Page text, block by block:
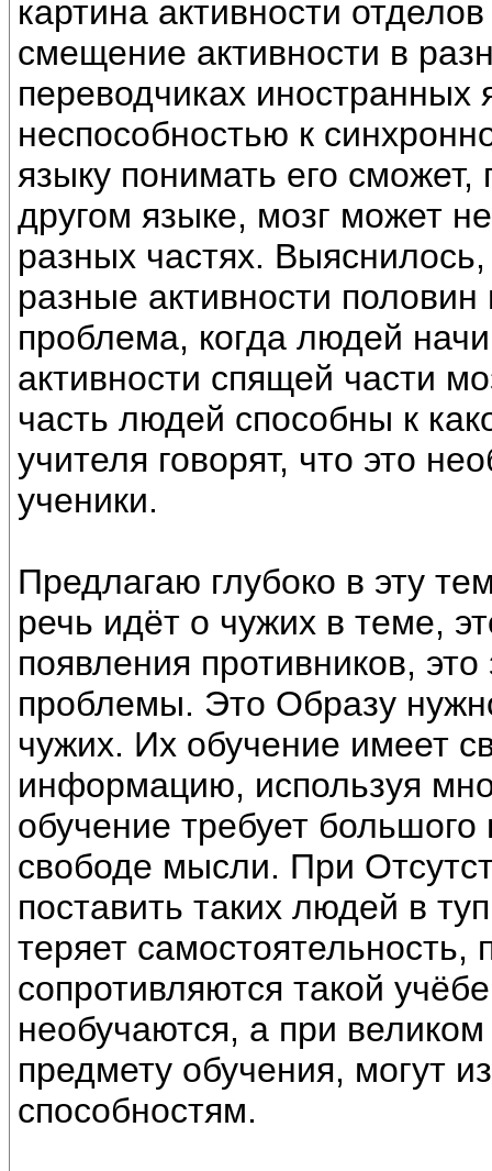
картина активности
смещение активности в
переводчиках иностранных
неспособностью к
языку понимать его
другом языке, мозг может
разных частях.
разные активности
проблема, когда людей
активности спящей части
часть людей способны к
учителя говорят, что это
ученики.
Предлагаю глубоко в эту
речь идёт о чужих в теме,
появления противников,
проблемы. Это Образу
чужих. Их обучение имеет
информацию, используя
обучение требует
свободе мысли. При
поставить таких людей в
теряет самостоятельность,
сопротивляются такой
необучаются, а при
предмету обучения, могут
способностям.